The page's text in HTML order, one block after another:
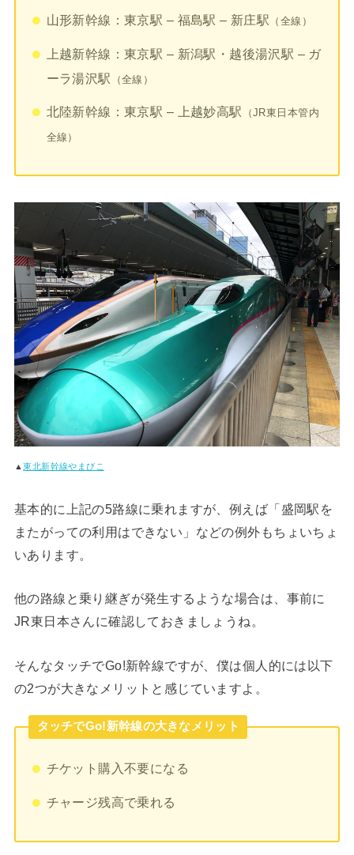
山形新幹線：東京駅 – 福島駅 – 新庄駅 （全線）
上越新幹線：東京駅 – 新潟駅・越後湯沢駅 – ガ
ーラ湯沢駅
（全線）
北陸新幹線：東京駅 – 上越妙高駅 （JR東日本管内
全線）
▲東北新幹線やまびこ
基本的に上記の5路線に乗れますが、例えば「盛岡駅を
またがっての利用はできない」などの例外もちょいちょ
いあります。
他の路線と乗り継ぎが発生するような場合は、事前に
JR東日本さんに確認しておきましょうね。
そんなタッチでGo!新幹線ですが、僕は個人的には以下
の2つが大きなメリットと感じていますよ。
タッチでGo!新幹線の大きなメリット
チケット購入不要になる
チャージ残高で乗れる